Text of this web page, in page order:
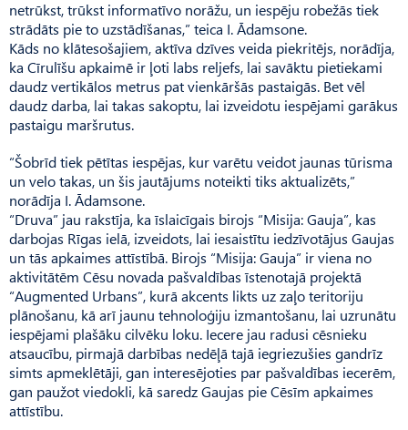
netrūkst, trūkst informatīvo norāžu, un iespēju robežās tiek
strādāts pie to uzstādīšanas,” teica I. Ādamsone.
Kāds no klātesošajiem, aktīva dzīves veida piekritējs, norādīja,
ka Cīrulīšu apkaimē ir ļoti labs reljefs, lai savāktu pietiekami
daudz vertikālos metrus pat vienkāršās pastaigās. Bet vēl
daudz darba, lai takas sakoptu, lai izveidotu iespējami garākus
pastaigu maršrutus.
“Šobrīd tiek pētītas iespējas, kur varētu veidot jaunas tūrisma
un velo takas, un šis jautājums noteikti tiks aktualizēts,”
norādīja I. Ādamsone.
“Druva” jau rakstīja, ka īslaicīgais birojs “Misija: Gauja”, kas
darbojas Rīgas ielā, izveidots, lai iesaistītu iedzīvotājus Gaujas
un tās apkaimes attīstībā. Birojs “Mi­sija: Gauja” ir viena no
aktivitātēm Cēsu novada pašvaldības īstenotajā projektā
“Augmented Urbans”, kurā akcents likts uz zaļo teritoriju
plānošanu, kā arī jaunu tehnoloģiju izmantošanu, lai uzrunātu
iespējami plašāku cilvēku loku. Iecere jau radusi cēsnieku
atsaucību, pirmajā darbības nedēļā tajā iegriezušies gandrīz
simts apmeklētāji, gan interesējoties par pašvaldības iecerēm,
gan paužot viedokli, kā saredz Gaujas pie Cēsīm apkaimes
attīstību.